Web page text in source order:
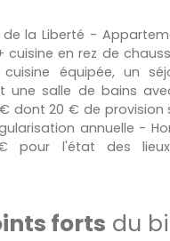
de la Liberté -
en rez de
équipée, un
une salle de bains
dont 20 € de provision
annuelle -
pour l'état des
forts du